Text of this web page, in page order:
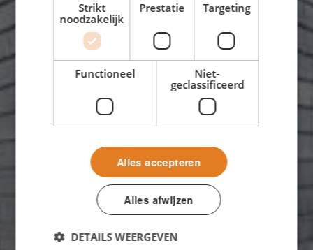
Eengezinswoningen
Driehoekig huis in Ry
Driehoekig huis in Kildebjerg Ry
Strikt
noodzakelijk
Prestatie Targeting
Functioneel
Niet-
geclassificeerd
Alles accepteren
Alles afwijzen
DETAILS WEERGEVEN